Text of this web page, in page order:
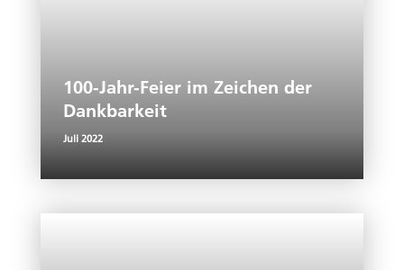
100-Jahr-Feier im Zeichen der
Dankbarkeit
Juli 2022